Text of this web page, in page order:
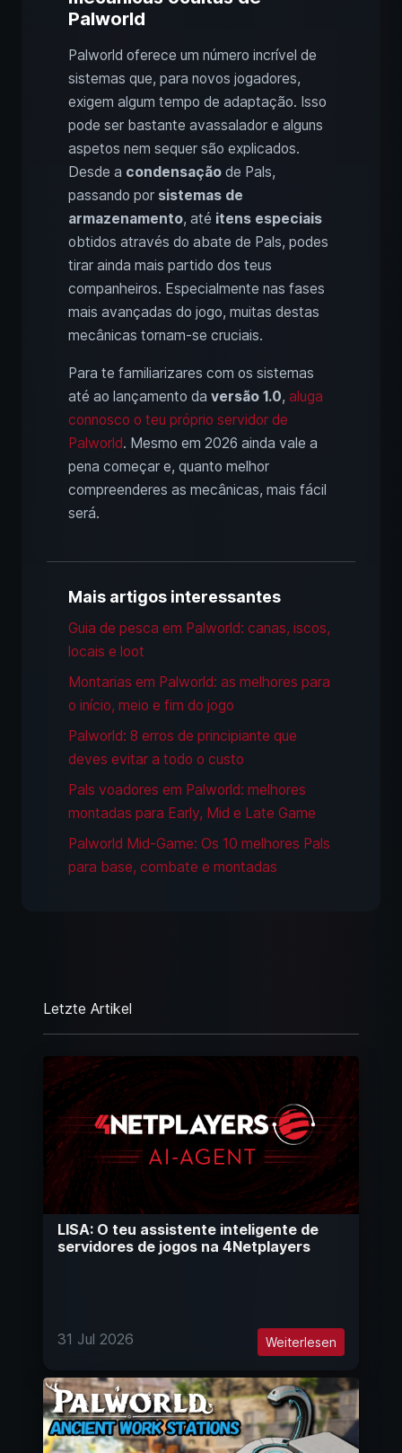
Palworld
Palworld oferece um número incrível de
sistemas que, para novos jogadores,
exigem algum tempo de adaptação. Isso
pode ser bastante avassalador e alguns
aspetos nem sequer são explicados.
Desde a condensação de Pals,
passando por sistemas de
armazenamento, até itens especiais
obtidos através do abate de Pals, podes
tirar ainda mais partido dos teus
companheiros. Especialmente nas fases
mais avançadas do jogo, muitas destas
mecânicas tornam-se cruciais.
Para te familiarizares com os sistemas
até ao lançamento da versão 1.0, aluga
connosco o teu próprio servidor de
Palworld. Mesmo em 2026 ainda vale a
pena começar e, quanto melhor
compreenderes as mecânicas, mais fácil
será.
Mais artigos interessantes
Guia de pesca em Palworld: canas, iscos,
locais e loot
Montarias em Palworld: as melhores para
o início, meio e fim do jogo
Palworld: 8 erros de principiante que
deves evitar a todo o custo
Pals voadores em Palworld: melhores
montadas para Early, Mid e Late Game
Palworld Mid-Game: Os 10 melhores Pals
para base, combate e montadas
Letzte Artikel
LISA: O teu assistente inteligente de
servidores de jogos na 4Netplayers
31 Jul 2026 Weiterlesen